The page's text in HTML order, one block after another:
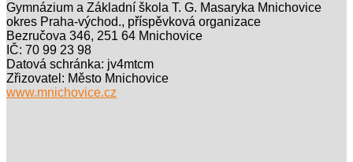
Gymnázium a Základní škola T. G. Masaryka Mnichovice
okres Praha-východ., příspěvková organizace
Bezručova 346, 251 64 Mnichovice
IČ: 70 99 23 98
Datová schránka: jv4mtcm
Zřizovatel: Město Mnichovice
www.mnichovice.cz